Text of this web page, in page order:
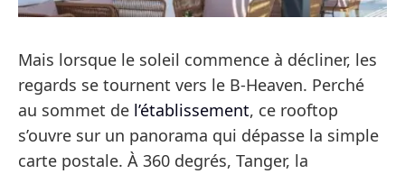
Mais lorsque le soleil commence à décliner, les
regards se tournent vers le B-Heaven. Perché
au sommet de l’établissement, ce rooftop
s’ouvre sur un panorama qui dépasse la simple
carte postale. À 360 degrés, Tanger, la